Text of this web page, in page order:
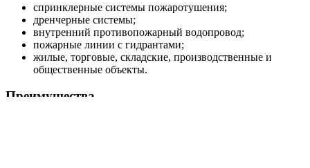
спринклерные системы пожаротушения;
дренчерные системы;
внутренний противопожарный водопровод;
пожарные линии с гидрантами;
жилые, торговые, складские, производственные и
общественные объекты.
Преимущества